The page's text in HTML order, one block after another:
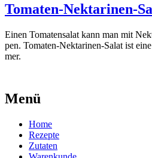
Tomaten-Nektarinen-
Einen Toma­ten­sa­lat kann man mit
pen. Toma­ten-Nek­ta­ri­nen-Salat ist
mer.
Menü
Home
Rezepte
Zutaten